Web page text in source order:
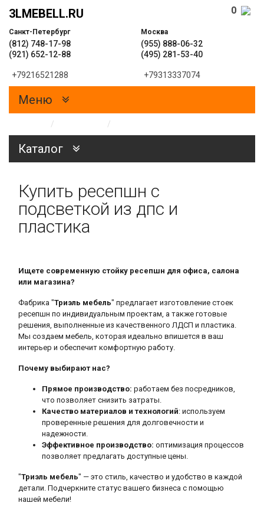
3LMEBELL.RU
Санкт-Петербург
(812) 748-17-98
(921) 652-12-88
+79216521288
Москва
(955) 888-06-32
(495) 281-53-40
+79313337074
0
Меню
/ /
Каталог
Купить ресепшн с
подсветкой из дпс и
пластика
Ищете современную стойку ресепшн для офиса, салона
или магазина?
Фабрика "Триэль мебель" предлагает изготовление стоек
ресепшн по индивидуальным проектам, а также готовые
решения, выполненные из качественного ЛДСП и пластика.
Мы создаем мебель, которая идеально впишется в ваш
интерьер и обеспечит комфортную работу.
Почему выбирают нас?
Прямое производство: работаем без посредников,
что позволяет снизить затраты.
Качество материалов и технологий: используем
проверенные решения для долговечности и
надежности.
Эффективное производство: оптимизация процессов
позволяет предлагать доступные цены.
"Триэль мебель" — это стиль, качество и удобство в каждой
детали. Подчеркните статус вашего бизнеса с помощью
нашей мебели!